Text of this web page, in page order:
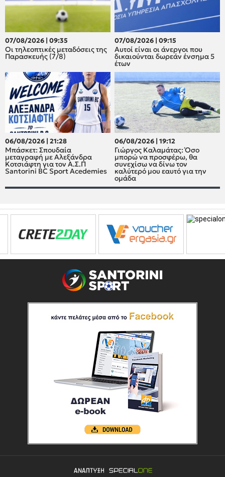
07/08/2026 | 09:35
Οι τηλεοπτικές μεταδόσεις της
Παρασκευής (7/8)
07/08/2026 | 09:15
Αυτοί είναι οι άνεργοι που
δικαιούνται δωρεάν ένσημα 5
έτων
06/08/2026 | 21:28
Μπάσκετ: Σπουδαία
μεταγραφή με Αλεξάνδρα
Κοτσιάφτη για τον A.Σ.Π
Santorini BC Sport Acedemies
06/08/2026 | 19:12
Γιώργος Καλαμάτας: Όσο
μπορώ να προσφέρω, θα
συνεχίσω να δίνω τον
καλύτερό μου εαυτό για την
ομάδα